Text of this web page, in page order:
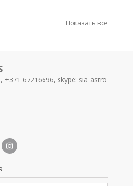
Показать все
+371 67216696, skype: sia_astro